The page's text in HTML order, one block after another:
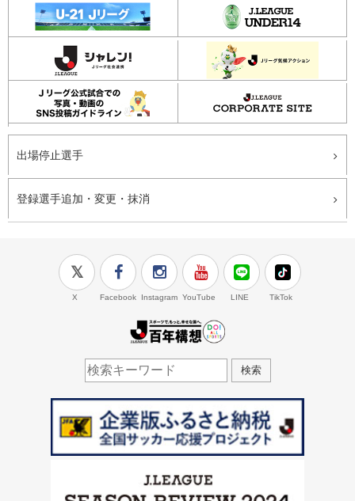
出場停止選手
登録選手追加・変更・抹消
X Facebook Instagram YouTube LINE TikTok
検索